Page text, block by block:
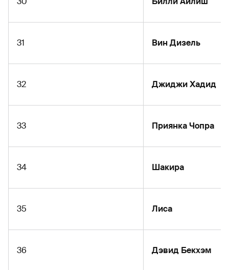
31 Вин Дизель
32 Джиджи Хадид
33 Приянка Чопра
34 Шакира
35 Лиса
36 Дэвид Бекхэм